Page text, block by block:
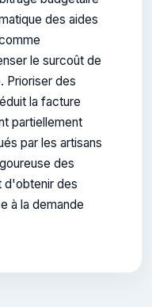
des aides
le surcoût de
Prioriser des
la facture
partiellement
par les artisans
des
d'obtenir des
à la demande